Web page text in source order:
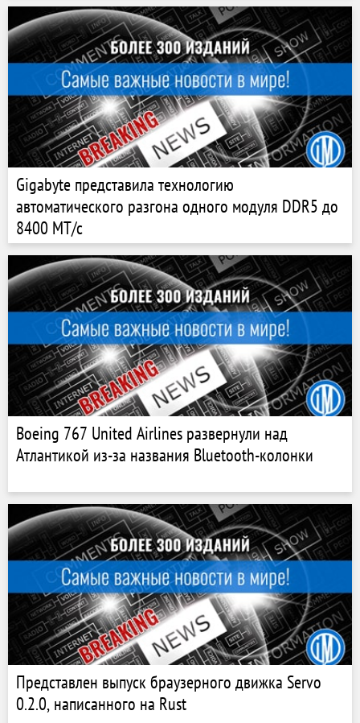
Gigabyte представила технологию
автоматического разгона одного модуля DDR5 до
8400 МТ/с
Boeing 767 United Airlines развернули над
Атлантикой из-за названия Bluetooth-колонки
Представлен выпуск браузерного движка Servo
0.2.0, написанного на Rust